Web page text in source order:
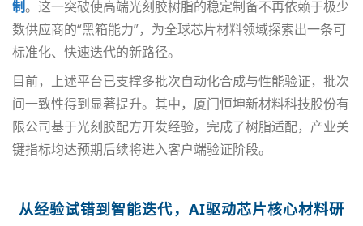
制。这一突破使高端光刻胶树脂的稳定制备不再依赖于极少
数供应商的“黑箱能力”，为全球芯片材料领域探索出一条可
标准化、快速迭代的新路径。
目前，上述平台已支撑多批次自动化合成与性能验证，批次
间一致性得到显著提升。其中，厦门恒坤新材料科技股份有
限公司基于光刻胶配方开发经验，完成了树脂适配，产业关
键指标均达预期后续将进入客户端验证阶段。
从经验试错到智能迭代，AI驱动芯片核心材料研